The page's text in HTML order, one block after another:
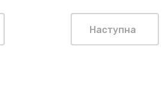
Наступна